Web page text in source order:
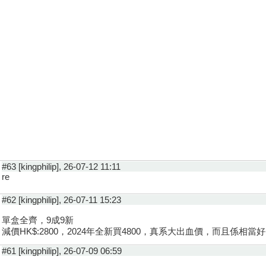
#63 [kingphilip], 26-07-12 11:11
re
#62 [kingphilip], 26-07-11 15:23
單盒全齊，9成9新
減價HK$:2800，2024年全新買4800，真系大出血價，而且係相當
#61 [kingphilip], 26-07-09 06:59